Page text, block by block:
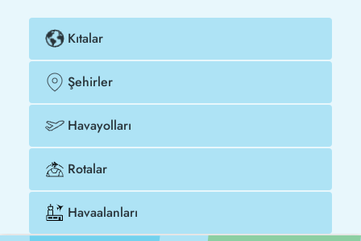
Kıtalar
Şehirler
Havayolları
Rotalar
Havaalanları